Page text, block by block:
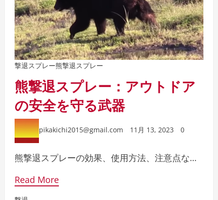
撃退スプレー熊撃退スプレー
熊撃退スプレー：アウトドア
の安全を守る武器
pikakichi2015@gmail.com 11月 13, 2023 0
熊撃退スプレーの効果、使用方法、注意点な…
Read More